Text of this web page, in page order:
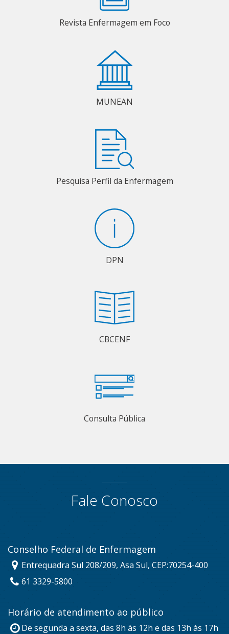
Revista Enfermagem em Foco
MUNEAN
Pesquisa Perfil da Enfermagem
DPN
CBCENF
Consulta Pública
Fale Conosco
Conselho Federal de Enfermagem
Entrequadra Sul 208/209, Asa Sul, CEP:70254-400
61 3329-5800
Horário de atendimento ao público
De segunda a sexta, das 8h às 12h e das 13h às 17h